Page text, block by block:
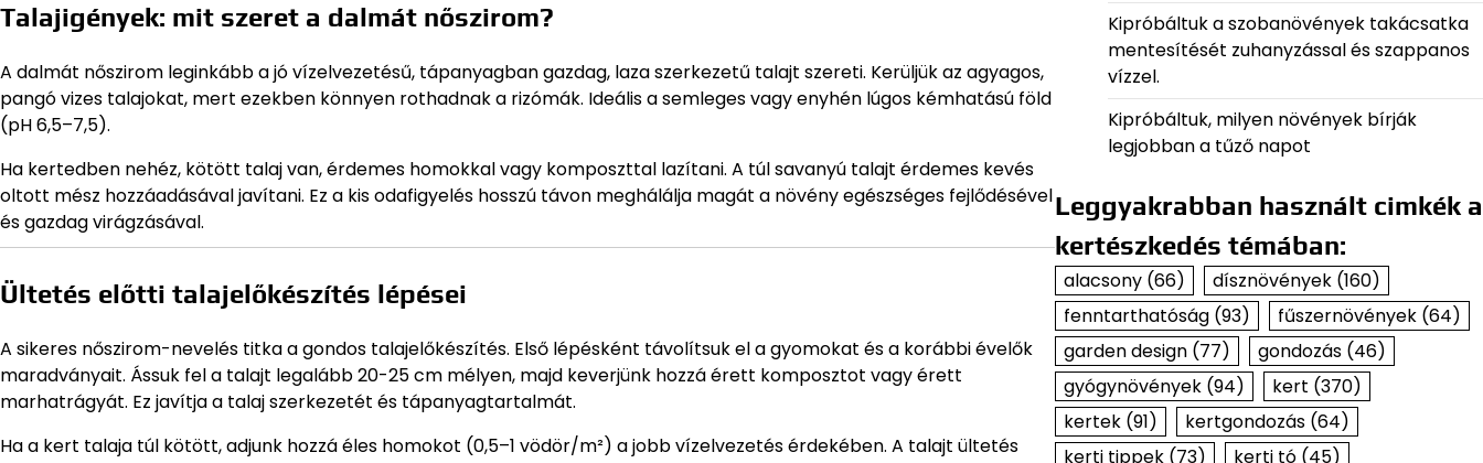
Talajigények: mit szeret a dalmát nőszirom?
A dalmát nőszirom leginkább a jó vízelvezetésű, tápanyagban gazdag, laza szerkezetű talajt szereti. Kerüljük az agyagos,
pangó vizes talajokat, mert ezekben könnyen rothadnak a rizómák. Ideális a semleges vagy enyhén lúgos kémhatású föld
(pH 6,5–7,5).
Ha kertedben nehéz, kötött talaj van, érdemes homokkal vagy komposzttal lazítani. A túl savanyú talajt érdemes kevés
oltott mész hozzáadásával javítani. Ez a kis odafigyelés hosszú távon meghálálja magát a növény egészséges fejlődésével
és gazdag virágzásával.
Ültetés előtti talajelőkészítés lépései
A sikeres nőszirom-nevelés titka a gondos talajelőkészítés. Első lépésként távolítsuk el a gyomokat és a korábbi évelők
maradványait. Ássuk fel a talajt legalább 20-25 cm mélyen, majd keverjünk hozzá érett komposztot vagy érett
marhatrágyát. Ez javítja a talaj szerkezetét és tápanyagtartalmát.
Ha a kert talaja túl kötött, adjunk hozzá éles homokot (0,5–1 vödör/m²) a jobb vízelvezetés érdekében. A talajt ültetés
Kipróbáltuk a szobanövények takácsatka
mentesítését zuhanyzással és szappanos
vízzel.
Kipróbáltuk, milyen növények bírják
legjobban a tűző napot
Leggyakrabban használt cimkék a
kertészkedés témában:
alacsony(66) dísznövények(160)
fenntarthatóság(93) fűszernövények(64)
garden design(77) gondozás(46)
gyógynövények(94) kert (370)
kertek(91) kertgondozás(64)
kerti tippek(73) kerti tó(45)